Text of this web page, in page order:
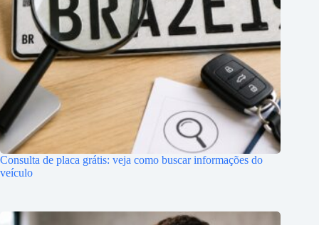
Consulta de placa grátis: veja como buscar informações do
veículo